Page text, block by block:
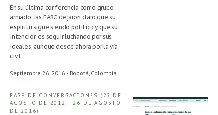
En su última conferencia como grupo
armado, las FARC dejaron claro que su
espíritu sigue siendo político y que su
intención es seguir luchando por sus
ideales, aunque desde ahora por la vía
civil
Septiembre 26, 2016 · Bogotá, Colombia
FASE DE CONVERSACIONES (27 DE
AGOSTO DE 2012 - 26 DE AGOSTO
DE 2016)